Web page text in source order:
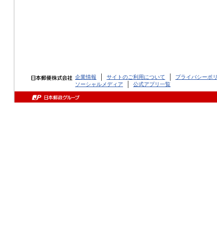
企業情報 サイトのご利用について
プライバシーポ
ソーシャルメディア
公式アプリ一覧